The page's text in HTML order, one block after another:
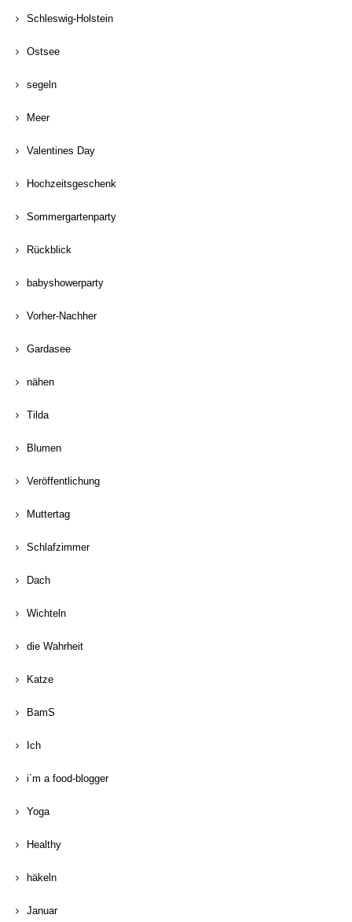
Schleswig-Holstein
Ostsee
segeln
Meer
Valentines Day
Hochzeitsgeschenk
Sommergartenparty
Rückblick
babyshowerparty
Vorher-Nachher
Gardasee
nähen
Tilda
Blumen
Veröffentlichung
Muttertag
Schlafzimmer
Dach
Wichteln
die Wahrheit
Katze
BamS
Ich
i´m a food-blogger
Yoga
Healthy
häkeln
Januar